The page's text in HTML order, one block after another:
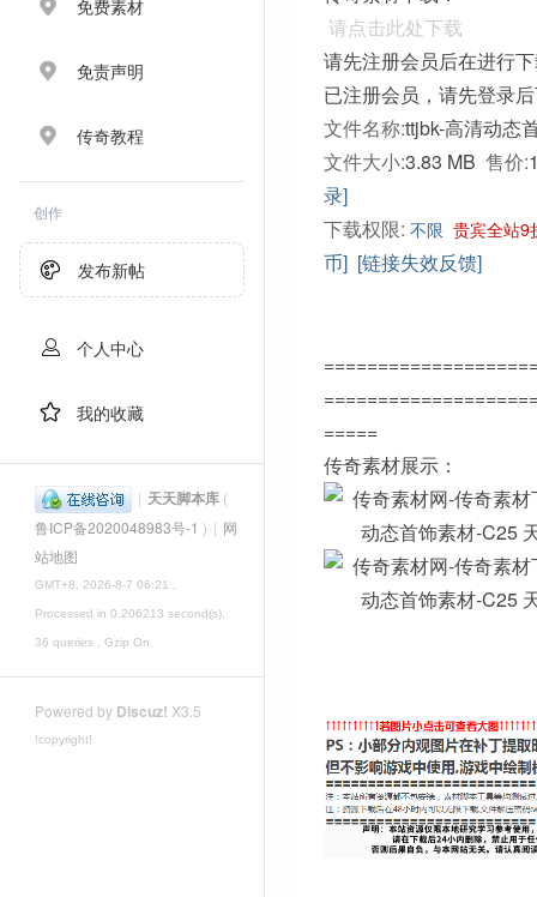
免费素材
免责声明
传奇教程
创作
发布新帖
个人中心
我的收藏
| 天天脚本库 (
鲁ICP备2020048983号-1 ) | 网
站地图
GMT+8, 2026-8-7 06:21 ,
Processed in 0.206213 second(s),
36 queries , Gzip On.
Powered by Discuz! X3.5
!copyright!
请点击此处下载
请先注册会员后在进行
已注册会员，请先登录
文件名称:ttjbk-高清动态
文件大小:3.83 MB 售价:
录]
下载权限: 不限 贵宾全站9
币] [链接失效反馈]
=====
传奇素材展示：